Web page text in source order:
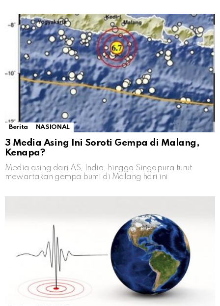
Berita NASIONAL
3 Media Asing Ini Soroti Gempa di Malang,
Kenapa?
Media asing dari AS, India, hingga Singapura turut
mewartakan gempa bumi di Malang hari ini